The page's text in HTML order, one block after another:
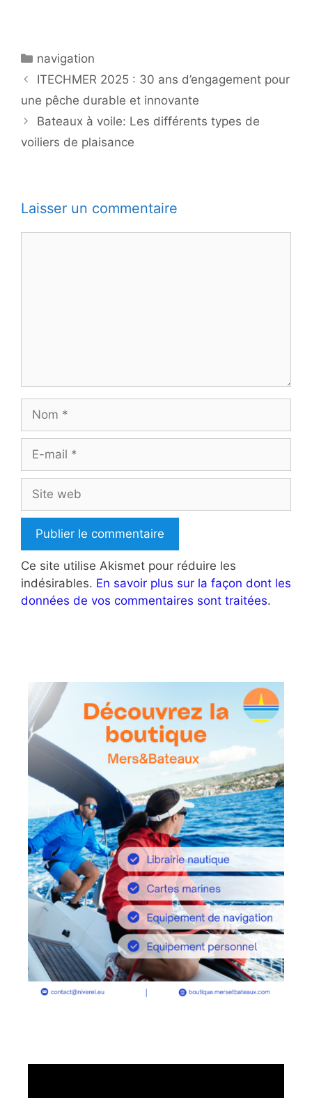
Catégories
navigation
ITECHMER 2025 : 30 ans d’engagement pour
une pêche durable et innovante
Bateaux à voile: Les différents types de
voiliers de plaisance
Laisser un commentaire
Nom
Site
web
Ce site utilise Akismet pour réduire les
indésirables. En savoir plus sur la façon dont les
données de vos commentaires sont traitées.